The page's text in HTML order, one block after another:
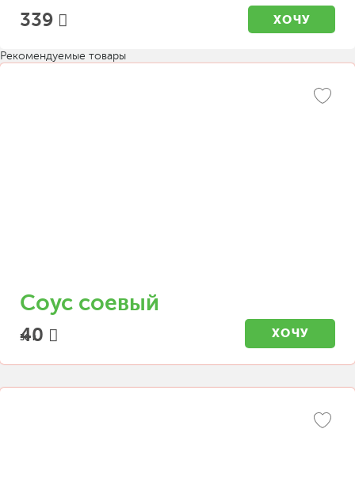
339 ХОЧУ
Рекомендуемые товары
Соус соевый
30 г.
40 ХОЧУ